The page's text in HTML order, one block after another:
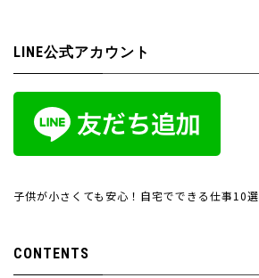
LINE公式アカウント
子供が小さくても安心！自宅でできる仕事10選
CONTENTS